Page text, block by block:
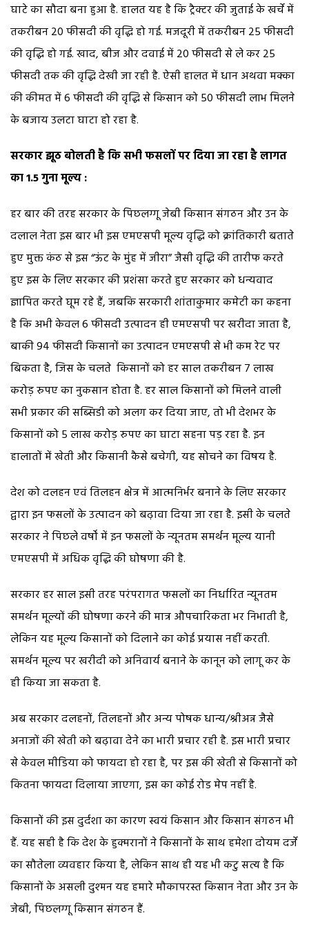
घाटे का सौदा बना हुआ है. हालत यह है कि ट्रैक्टर की जुताई के खर्चे में
तकरीबन 20 फीसदी की वृद्धि हो गई. मजदूरी में तकरीबन 25 फीसदी
की वृद्धि हो गई. खाद, बीज और दवाई में 20 फीसदी से ले कर 25
फीसदी तक की वृद्धि देखी जा रही है. ऐसी हालत में धान अथवा मक्का
की कीमत में 6 फीसदी की वृद्धि से किसान को 50 फीसदी लाभ मिलने
के बजाय उलटा घाटा हो रहा है.
सरकार झूठ बोलती है कि सभी फसलों पर दिया जा रहा है लागत
का 1.5 गुना मूल्य :
हर बार की तरह सरकार के पिछलग्गू जेबी किसान संगठन और उन के
दलाल नेता इस बार भी इस एमएसपी मूल्य वृद्धि को क्रांतिकारी बताते
हुए मुक्त कंठ से इस “ऊंट के मुंह में जीरा” जैसी वृद्धि की तारीफ करते
हुए इस के लिए सरकार की प्रशंसा करते हुए सरकार को धन्यवाद
ज्ञापित करते घूम रहे हैं, जबकि सरकारी शांताकुमार कमेटी का कहना
है कि अभी केवल 6 फीसदी उत्पादन ही एमएसपी पर खरीदा जाता है,
बाकी 94 फीसदी किसानों का उत्पादन एमएसपी से भी कम रेट पर
बिकता है, जिस के चलते किसानों को हर साल तकरीबन 7 लाख
करोड़ रुपए का नुकसान होता है. हर साल किसानों को मिलने वाली
सभी प्रकार की सब्सिडी को अलग कर दिया जाए, तो भी देशभर के
किसानों को 5 लाख करोड़ रुपए का घाटा सहना पड़ रहा है. इन
हालातों में खेती और किसानी कैसे बचेगी, यह सोचने का विषय है.
देश को दलहन एवं तिलहन क्षेत्र में आत्मनिर्भर बनाने के लिए सरकार
द्वारा इन फसलों के उत्पादन को बढ़ावा दिया जा रहा है. इसी के चलते
सरकार ने पिछले वर्षों में इन फसलों के न्यूनतम समर्थन मूल्य यानी
एमएसपी में अधिक वृद्धि की घोषणा की है.
सरकार हर साल इसी तरह परंपरागत फसलों का निर्धारित न्यूनतम
समर्थन मूल्यों की घोषणा करने की मात्र औपचारिकता भर निभाती है,
लेकिन यह मूल्य किसानों को दिलाने का कोई प्रयास नहीं करती.
समर्थन मूल्य पर खरीदी को अनिवार्य बनाने के कानून को लागू कर के
ही किया जा सकता है.
अब सरकार दलहनों, तिलहनों और अन्य पोषक धान्य/श्रीअन्न जैसे
अनाजों की खेती को बढ़ावा देने का भारी प्रचार रही है. इस भारी प्रचार
से केवल मीडिया को फायदा हो रहा है, पर इस की खेती से किसानों को
कितना फायदा दिलाया जाएगा, इस का कोई रोड मेप नहीं है.
किसानों की इस दुर्दशा का कारण स्वयं किसान और किसान संगठन भी
हैं. यह सही है कि देश के हुक्मरानों ने किसानों के साथ हमेशा दोयम दर्जे
का सौतेला व्यवहार किया है, लेकिन साथ ही यह भी कटु सत्य है कि
किसानों के असली दुश्मन यह हमारे मौकापरस्त किसान नेता और उन के
जेबी, पिछलग्गू किसान संगठन हैं.